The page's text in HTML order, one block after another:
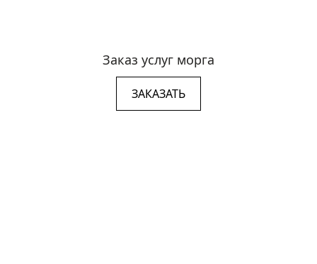
Заказ услуг морга
ЗАКАЗАТЬ